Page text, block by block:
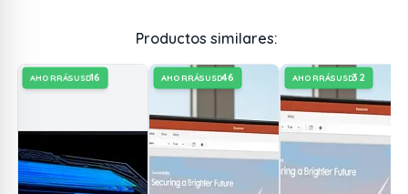
Productos similares:
AHORRÁSUSD16 AHORRÁSUSD46 AHORRÁSUSD32